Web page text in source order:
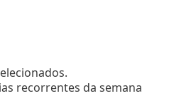
recorrentes da semana